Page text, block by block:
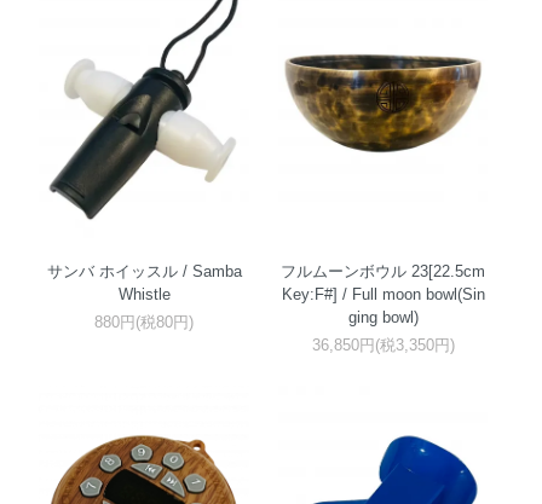
サンバ ホイッスル / Samba
Whistle
880円(税80円)
フルムーンボウル 23[22.5cm
Key:F#] / Full moon bowl(Sin
ging bowl)
36,850円(税3,350円)